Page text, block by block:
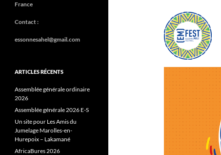
France
Contact :
essonnesahel@gmail.com
ARTICLES RÉCENTS
Assemblée générale ordinaire
2026
Assemblée générale 2026 E-S
Un site pour Les Amis du
Jumelage Marolles-en-
Hurepoix – Lakamané
AfricaBures 2026